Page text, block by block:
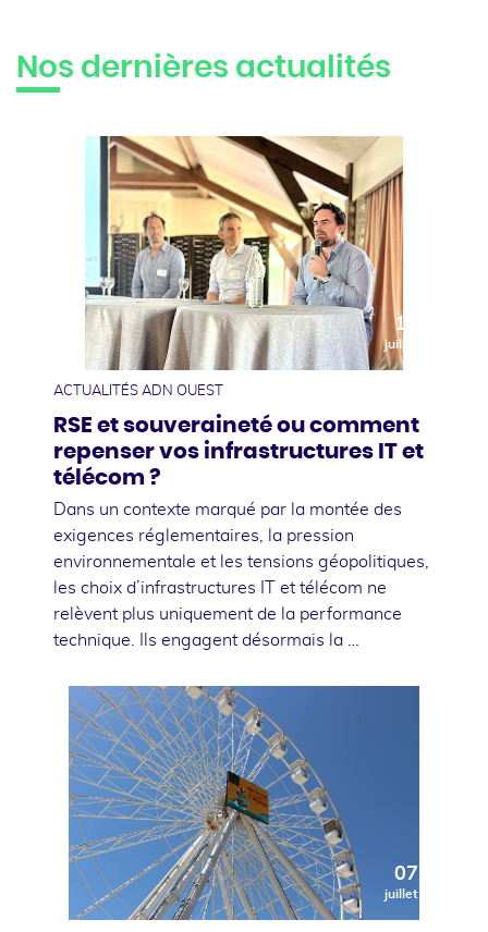
Nos dernières actualités
10
juillet
ACTUALITÉS ADN OUEST
RSE et souveraineté ou comment
repenser vos infrastructures IT et
télécom ?
Dans un contexte marqué par la montée des
exigences réglementaires, la pression
environnementale et les tensions géopolitiques,
les choix d’infrastructures IT et télécom ne
relèvent plus uniquement de la performance
technique. Ils engagent désormais la …
07
juillet